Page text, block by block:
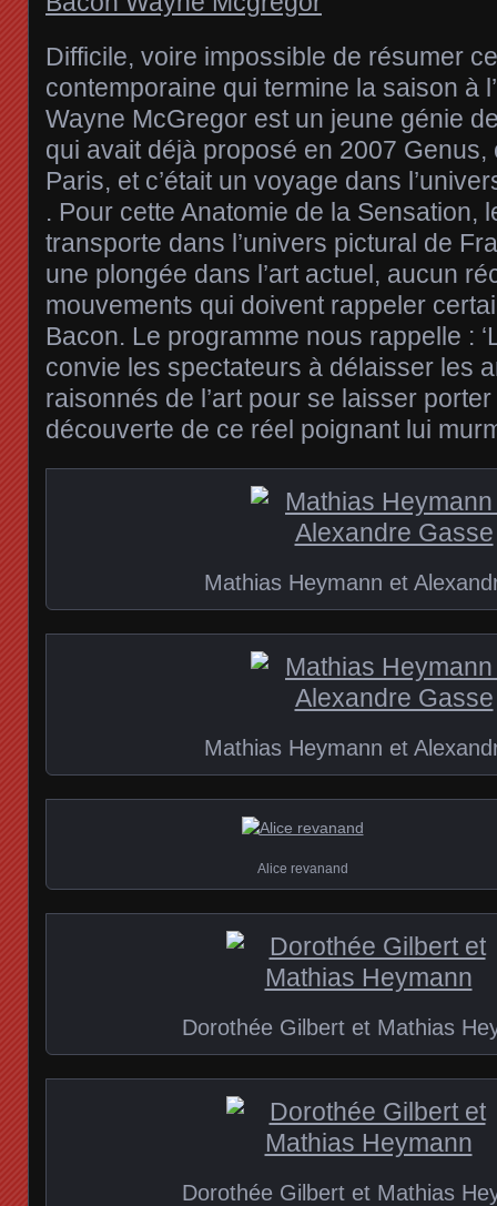
Difficile, voire impossible de résumer
contemporaine qui termine la saison à
Wayne McGregor est un jeune génie
qui avait déjà proposé en 2007 Genus,
Paris, et c’était un voyage dans
. Pour cette Anatomie de la Sensation,
transporte dans l’univers pictural de
une plongée dans l’art actuel, aucun
mouvements qui doivent rappeler
Bacon. Le programme nous rappelle :
convie les spectateurs à délaisser les
raisonnés de l’art pour se laisser
découverte de ce réel poignant lui
Mathias Heymann et
Mathias Heymann et
Alice revanand
Dorothée Gilbert et Mathias
Dorothée Gilbert et Mathias